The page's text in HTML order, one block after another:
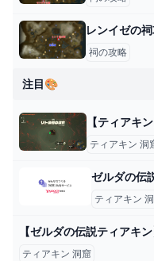
レンイゼの
祠の攻略
注目🎨
ティアキン 洞
ティアキン
ティアキン 洞窟